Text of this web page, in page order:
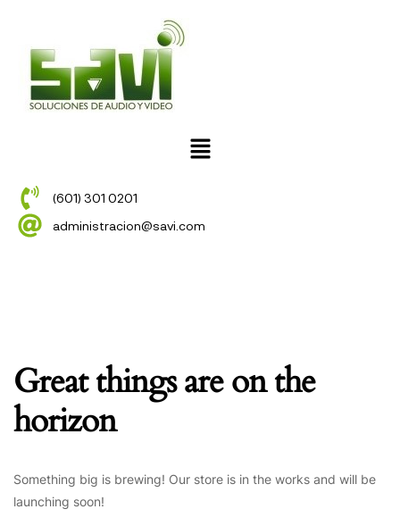
(601) 301 0201
administracion@savi.com
Great things are on the
horizon
Something big is brewing! Our store is in the works and will be
launching soon!